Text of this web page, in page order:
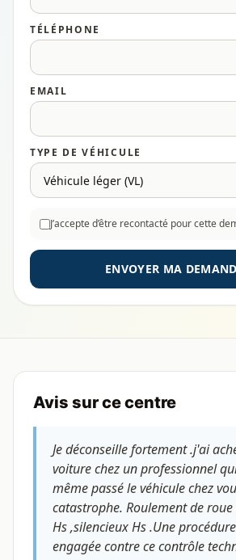
TÉLÉPHONE
EMAIL
TYPE DE VÉHICULE
J’accepte d’être recontacté pour cette
ENVOYER MA
Avis sur ce centre
Je déconseille fortement .j'ai
voiture chez un professionnel
même passé le véhicule chez
catastrophe. Roulement de
Hs ,silencieux Hs .Une
engagée contre ce contrôle